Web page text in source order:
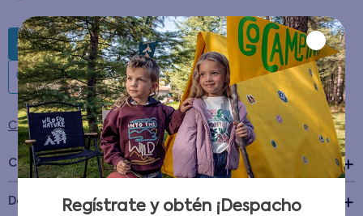
AGREGAR AL CARRITO
Condiciones para cambios y devoluciones
Características
Detalles del Producto +
Regístrate y obtén ¡Despacho